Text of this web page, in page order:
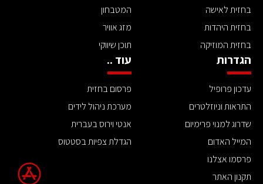
בחזית לאישה
בחזית היהדות
בחזית המוזיקה
המטבחון
מזג אוויר
תוכן שיווקי
הגדרות
עדכון פרופיל
התראות וניוזלטרים
שדרוג למנוי פרימיום
המייל האדום
פרסמו אצלנו
תקנון האתר
עוד ..
פרסום בחזית
מערכת ניהול לידים
אנטי וירוס בעברית
הגדלת צפיות בסטטוס